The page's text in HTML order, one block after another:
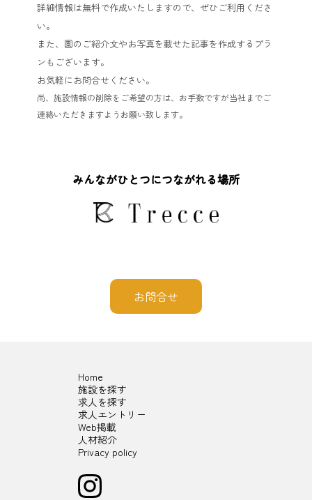
詳細情報は無料で作成いたしますので、ぜひご利用くださ
い。
また、園のご紹介文やお写真を載せた記事を作成するプラ
ンもございます。
お気軽にお問合せください。
尚、施設情報の削除をご希望の方は、お手数ですが当社までご
連絡いただきますようお願い致します。
みんながひとつにつながれる場所
お問合せ
Home
施設を探す
求人を探す
求人エントリー
Web掲載
人材紹介
Privacy policy